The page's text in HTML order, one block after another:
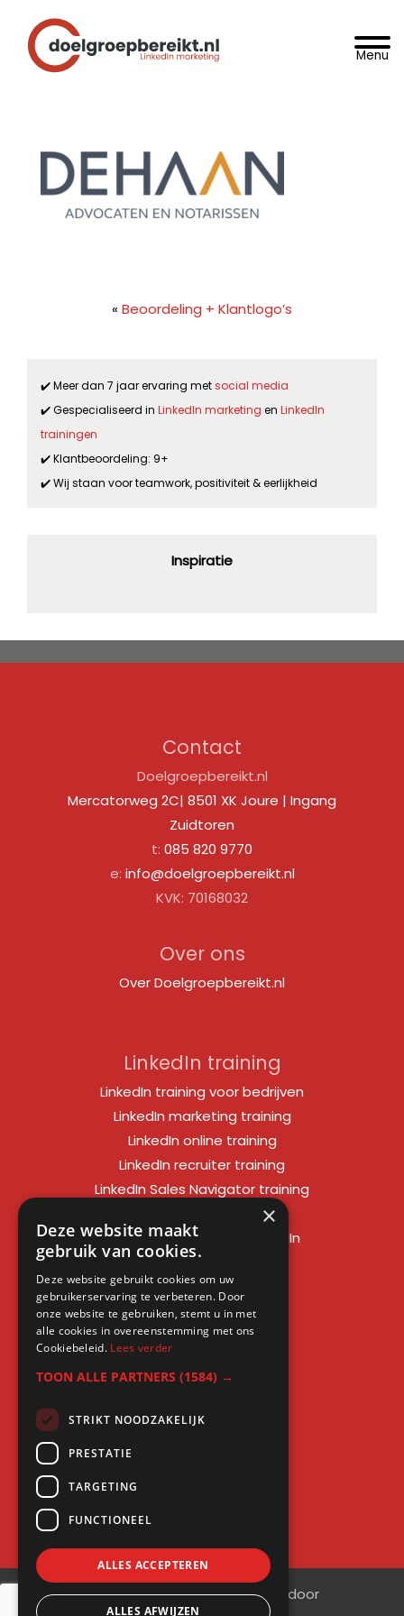
naar
de
naar
de
DoelgroepBereikt.nl
« Beoordeling + Klantlogo’s
✔️ Meer dan 7 jaar ervaring metsocial media
✔️ Gespecialiseerd in LinkedIn marketing en LinkedIn
trainingen
✔️ Klantbeoordeling: 9+
✔️ Wij staan voor teamwork, positiviteit & eerlijkheid
Inspiratie
Contact
Doelgroepbereikt.nl
Mercatorweg 2C| 8501 XK Joure | Ingang
Zuidtoren
t: 085 820 9770
e: info@doelgroepbereikt.nl
KVK: 70168032
Over ons
Over Doelgroepbereikt.nl
LinkedIn training
LinkedIn training voor bedrijven
LinkedIn marketing training
LinkedIn online training
LinkedIn recruiter training
LinkedIn Sales Navigator training
LinkedIn sales training
Social media training LinkedIn
LinkedIn expert training
LinkedIn workshop
LinkedIn cursus
Cursus LinkedIn zakelijk
LinkedIn profielcheck
©2026| Website ontwikkeling door
×
Deze website maakt
gebruik van cookies.
Deze website gebruikt cookies om uw
gebruikerservaring te verbeteren. Door
onze website te gebruiken, stemt u in met
alle cookies in overeenstemming met ons
Cookiebeleid. Lees verder
TOON ALLE PARTNERS (1584) →
STRIKT NOODZAKELIJK
PRESTATIE
TARGETING
FUNCTIONEEL
ALLES ACCEPTEREN
ALLES AFWIJZEN